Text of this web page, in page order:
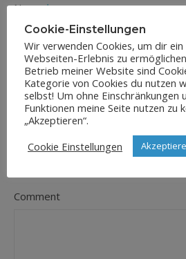
Name*
E-Mail-Adresse*
Comment
Cookie-Einstellungen
Wir verwenden Cookies, um dir
Webseiten-Erlebnis zu
Betrieb meiner Website sind
Kategorie von Cookies du nutzen
selbst! Um ohne Einschränkungen
Funktionen meine Seite nutzen zu
„Akzeptieren“.
Cookie Einstellungen